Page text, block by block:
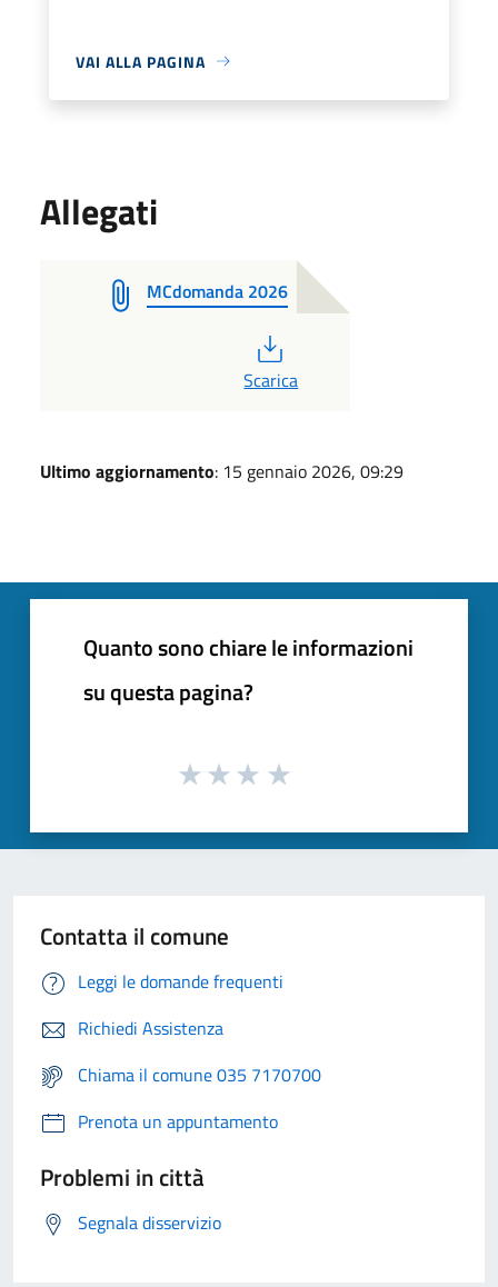
VAI ALLA PAGINA
Allegati
MCdomanda 2026
Scarica
Ultimo aggiornamento: 15 gennaio 2026, 09:29
Quanto sono chiare le informazioni
su questa pagina?
Contatta il comune
Leggi le domande frequenti
Richiedi Assistenza
Chiama il comune 035 7170700
Prenota un appuntamento
Problemi in città
Segnala disservizio